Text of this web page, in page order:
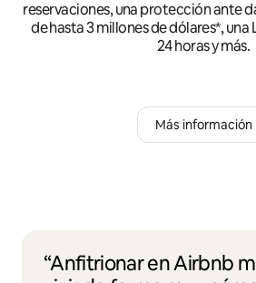
reservaciones, una protección ante
de hasta 3 millones de dólares*,
24 horas y más.
Más información
“Anfitrionar en Airbnb